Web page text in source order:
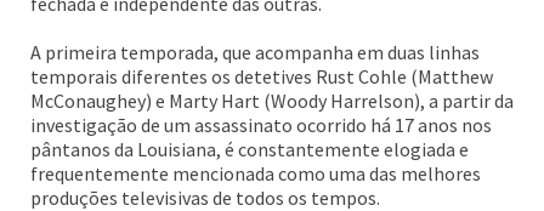
A primeira temporada, que acompanha em duas linhas
temporais diferentes os detetives Rust Cohle (Matthew
McConaughey) e Marty Hart (Woody Harrelson), a partir da
investigação de um assassinato ocorrido há 17 anos nos
pântanos da Louisiana, é constantemente elogiada e
frequentemente mencionada como uma das melhores
produções televisivas de todos os tempos.